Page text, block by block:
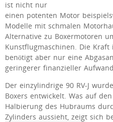
ist nicht nur
einen potenten Motor
Modelle mit schmalen
Alternative zu Boxermotoren
Kunstflugmaschinen. Die
benötigt aber nur eine
geringerer finanzieller
Der einzylindrige 90 RV-J
Boxers entwickelt. Was auf
Halbierung des Hubraums
Zylinders aussieht, zeigt sich